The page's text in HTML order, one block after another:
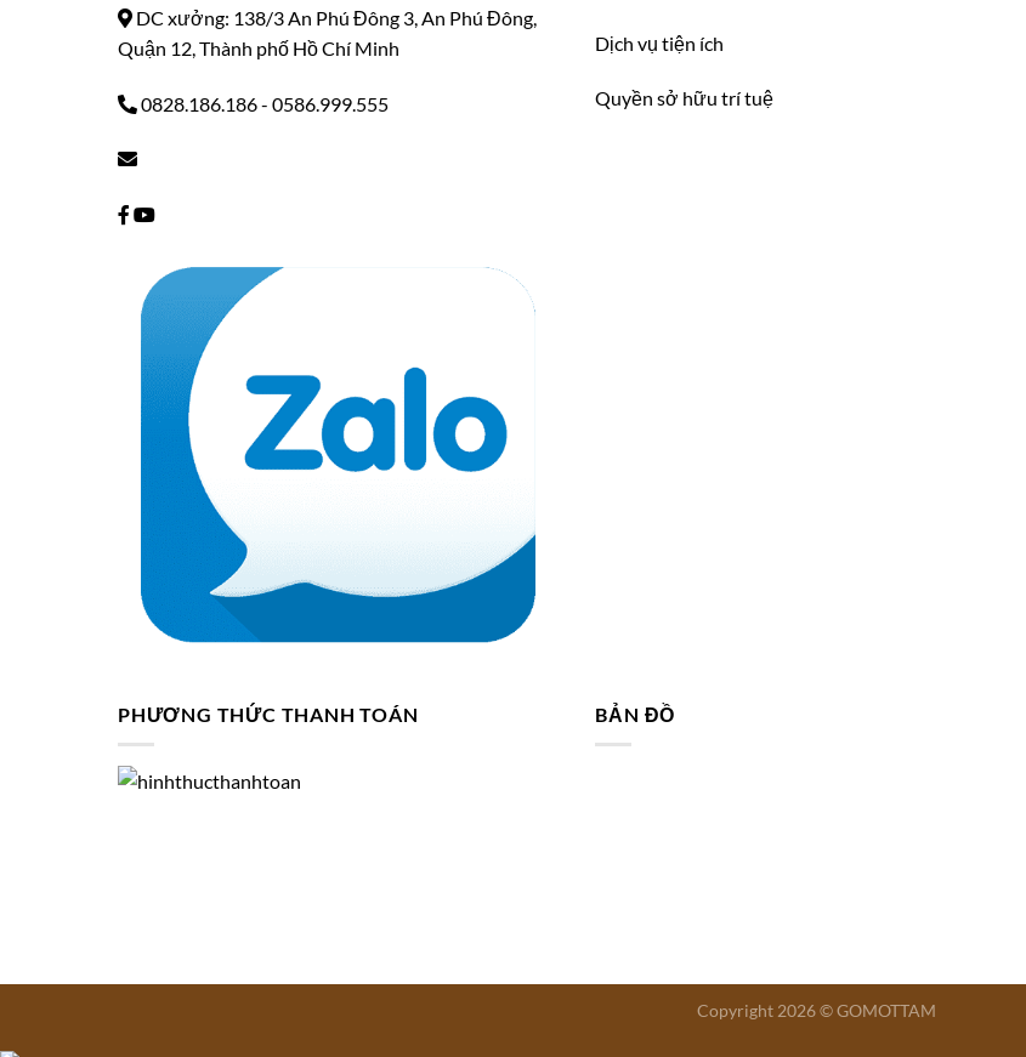
DC xưởng: 138/3 An Phú Đông 3, An Phú Đông,
Quận 12, Thành phố Hồ Chí Minh
0828.186.186- 0586.999.555
Dịch vụ tiện ích
Quyền sở hữu trí tuệ
PHƯƠNG THỨC THANH TOÁN BẢN ĐỒ
Copyright 2026 © GOMOTTAM